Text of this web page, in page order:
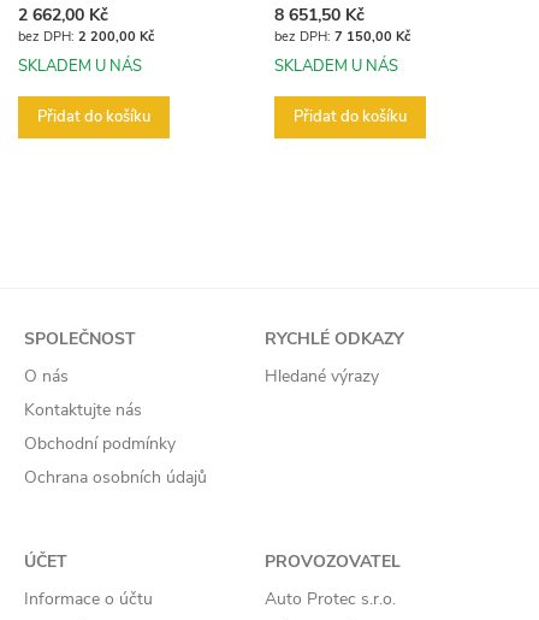
2 662,00 Kč
2 200,00 Kč
SKLADEM U NÁS
Přidat do košíku
8 651,50 Kč
7 150,00 Kč
SKLADEM U NÁS
Přidat do košíku
SPOLEČNOST
O nás
Kontaktujte nás
Obchodní podmínky
Ochrana osobních údajů
RYCHLÉ ODKAZY
Hledané výrazy
ÚČET
Informace o účtu
PROVOZOVATEL
Auto Protec s.r.o.